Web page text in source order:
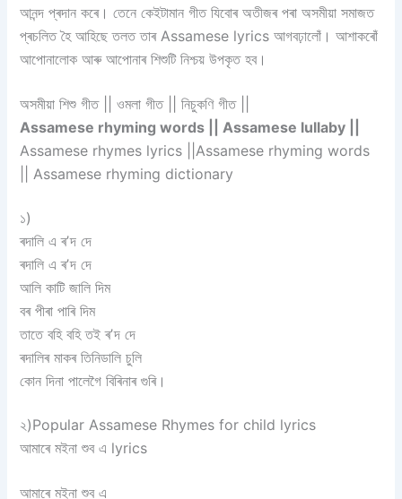
আনন্দ প্ৰদান কৰে। তেনে কেইটামান গীত যিবোৰ অতীজৰ পৰা অসমীয়া সমাজত
প্ৰচলিত হৈ আহিছে তলত তাৰ Assamese lyrics আগবঢ়ালোঁ। আশাকৰোঁ
আপোনালোক আৰু আপোনাৰ শিশুটি নিশ্চয় উপকৃত হব।
অসমীয়া শিশু গীত || ওমলা গীত || নিচুকণি গীত ||
Assamese rhyming words || Assamese lullaby ||
Assamese rhymes lyrics || Assamese rhyming words
|| Assamese rhyming dictionary
১)
ৰদালি এ ৰʼদ দে
ৰদালি এ ৰʼদ দে
আলি কাটি জালি দিম
বৰ পীৰা পাৰি দিম
তাতে বহি বহি তই ৰʼদ দে
ৰদালিৰ মাকৰ তিনিডালি চুলি
কোন দিনা পালেগৈ বিৰিনাৰ গুৰি।
২)Popular Assamese Rhymes for child lyrics
আমাৰে মইনা শুব এ lyrics
আমাৰে মইনা শুব এ